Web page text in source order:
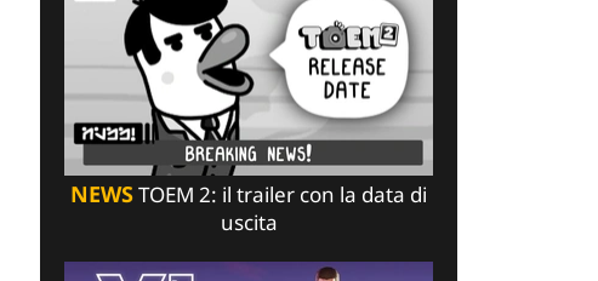
NEWSTOEM 2: il trailer con la data di
uscita